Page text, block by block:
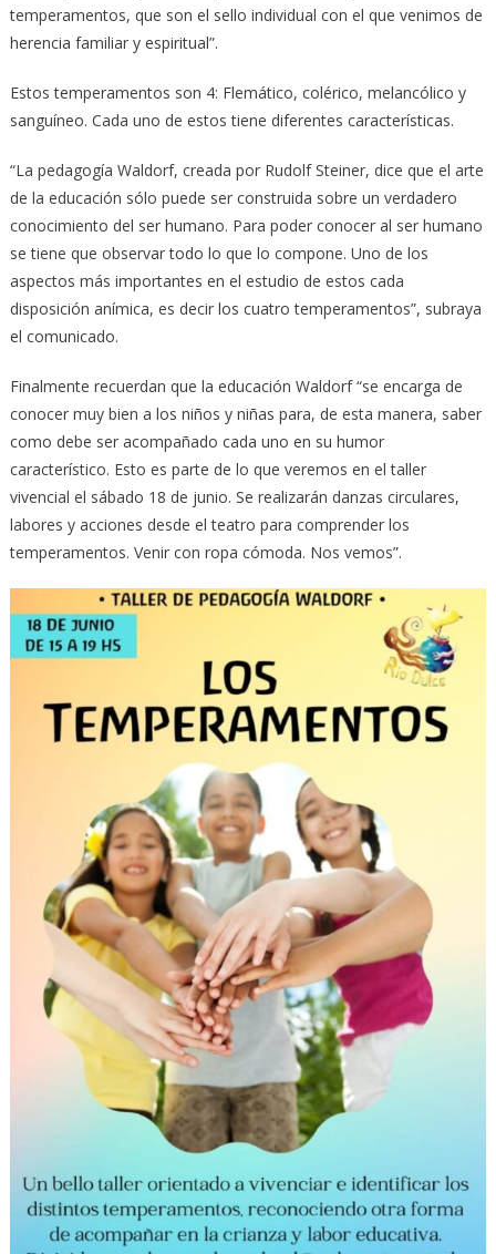
temperamentos, que son el sello individual con el que venimos de
herencia familiar y espiritual”.
Estos temperamentos son 4: Flemático, colérico, melancólico y
sanguíneo. Cada uno de estos tiene diferentes características.
“La pedagogía Waldorf, creada por Rudolf Steiner, dice que el arte
de la educación sólo puede ser construida sobre un verdadero
conocimiento del ser humano. Para poder conocer al ser humano
se tiene que observar todo lo que lo compone. Uno de los
aspectos más importantes en el estudio de estos cada
disposición anímica, es decir los cuatro temperamentos”, subraya
el comunicado.
Finalmente recuerdan que la educación Waldorf “se encarga de
conocer muy bien a los niños y niñas para, de esta manera, saber
como debe ser acompañado cada uno en su humor
característico. Esto es parte de lo que veremos en el taller
vivencial el sábado 18 de junio. Se realizarán danzas circulares,
labores y acciones desde el teatro para comprender los
temperamentos. Venir con ropa cómoda. Nos vemos”.